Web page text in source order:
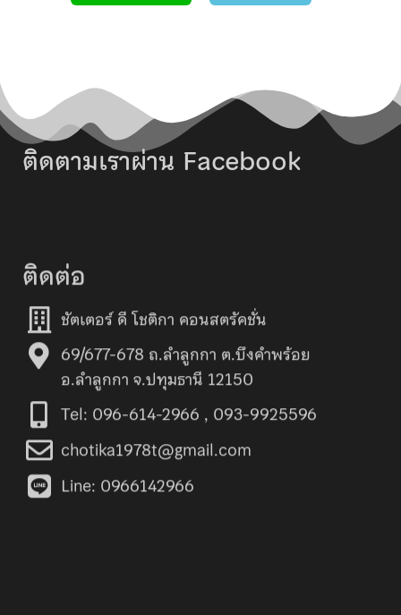
ติดตามเราผ่าน Facebook
ติดต่อ
ชัตเตอร์ ดี โชติกา คอนสตรัคชั่น
69/677-678 ถ.ลำลูกกา ต.บึงคำพร้อย
อ.ลำลูกกา จ.ปทุมธานี 12150
Tel: 096-614-2966 , 093-9925596
chotika1978t@gmail.com
Line: 0966142966